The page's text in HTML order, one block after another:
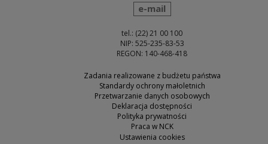
wyślij wiadomość
e-mail
tel.: (22) 21 00 100
NIP: 525-235-83-53
REGON: 140-468-418
Zadania realizowane z budżetu państwa
Standardy ochrony małoletnich
Przetwarzanie danych osobowych
Deklaracja dostępności
Polityka prywatności
Praca w NCK
Ustawienia cookies